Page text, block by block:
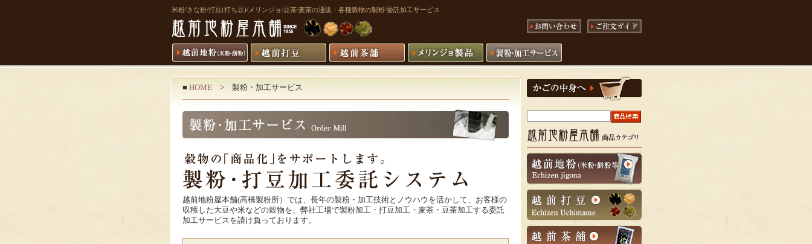
米粉/きな粉/打豆(打ち豆)/メリンジョ/豆茶/麦茶の通販・各種穀物の製粉/委託加工サービス
■ HOME > 製粉・加工サービス
越前地粉屋本舗(高橋製粉所）では、長年の製粉・加工技術とノウハウを活かして、お客様の
収穫した大豆や米などの穀物を、弊社工場で製粉加工・打豆加工・麦茶・豆茶加工する委託
加工サービスを請け負っております。